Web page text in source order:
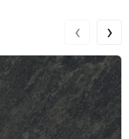
‹ ›